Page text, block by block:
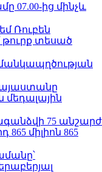
07.00-ից մինչև
Ռուբեն
թուրք տեսած
75 անշարժ
865 միլիոն 865